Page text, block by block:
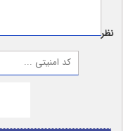
نظر: